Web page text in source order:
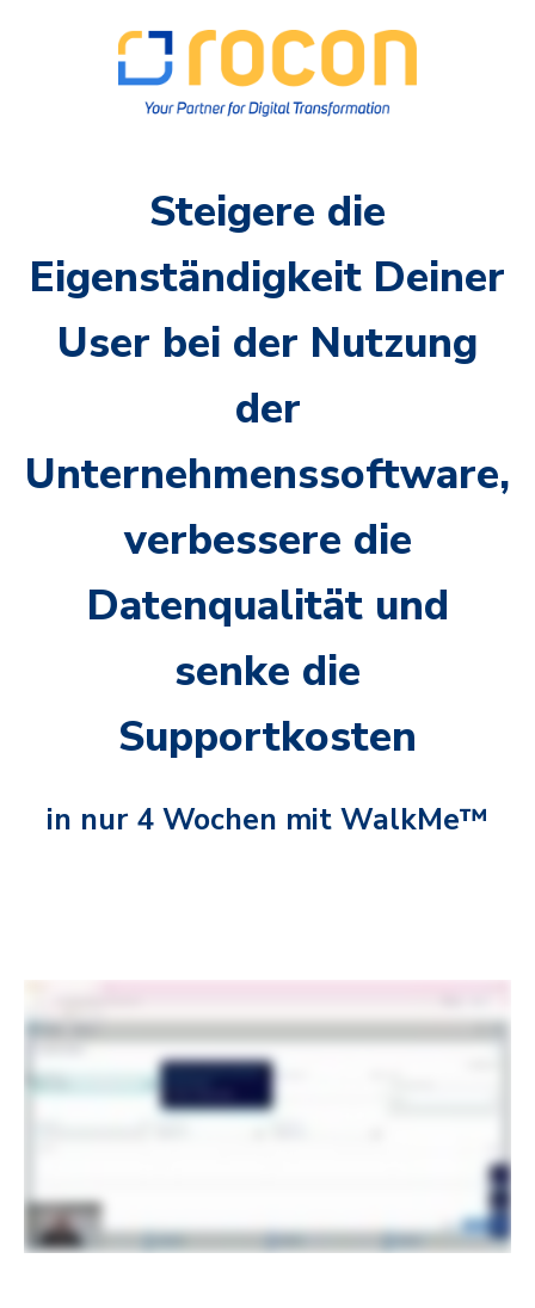
Steigere die
Eigenständigkeit Deiner
User bei der Nutzung
der
Unternehmenssoftware,
verbessere die
Datenqualität und
senke die
Supportkosten
in nur 4 Wochen mit WalkMe™